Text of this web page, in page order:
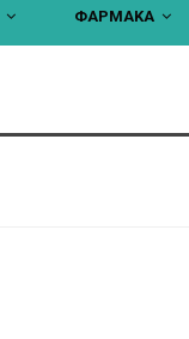
ΦΑΡΜΑΚΑ